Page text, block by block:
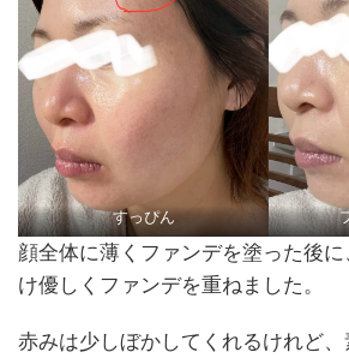
すっぴん
顔全体に薄くファンデを塗った後
け優しくファンデを重ねました。
赤みは少しぼかしてくれるけれど